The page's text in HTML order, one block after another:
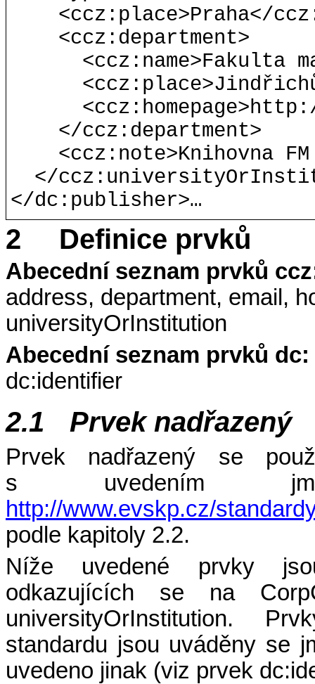
<ccz:place>Praha</
<ccz:department>
<ccz:name>Fakulta
</ccz:department>
<ccz:note>Knihovna
</
</dc:publisher>…
2 Definice prvků
Abecední seznam prvků
address, department, email,
universityOrInstitution
Abecední seznam prvků dc:
dc:identifier
2.1 Prvek nadřazený
Prvek nadřazený se
s uvedením
http://www.evskp.cz/
podle kapitoly 2.2.
Níže uvedené prvky
odkazujících se na
universityOrInstitution.
standardu jsou uváděny se
uvedeno jinak (viz prvek